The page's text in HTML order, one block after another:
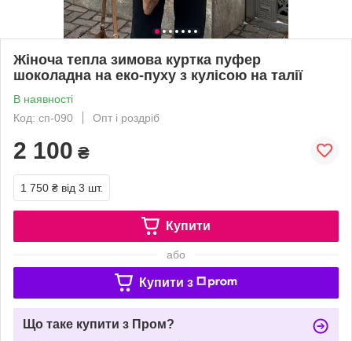
Жіноча тепла зимова куртка пуфер
шоколадна на еко-пуху з кулісою на талії
В наявності
Код: сп-090
Опт і роздріб
2 100 ₴
1 750 ₴ від 3 шт.
Купити
або
Купити з
Що таке купити з Пром?